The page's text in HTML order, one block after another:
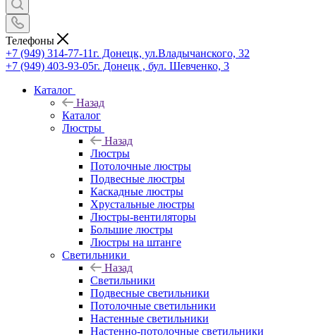
Телефоны
+7 (949) 314-77-11г. Донецк, ул.Владычанского, 32
+7 (949) 403-93-05г. Донецк , бул. Шевченко, 3
Каталог
Назад
Каталог
Люстры
Назад
Люстры
Потолочные люстры
Подвесные люстры
Каскадные люстры
Хрустальные люстры
Люстры-вентиляторы
Большие люстры
Люстры на штанге
Светильники
Назад
Светильники
Подвесные светильники
Потолочные светильники
Настенные светильники
Настенно-потолочные светильники